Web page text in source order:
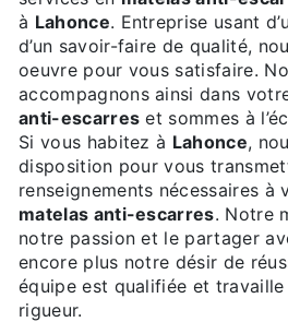
à Lahonce. Entreprise usant
d’un savoir-faire de qualité,
oeuvre pour vous satisfaire.
accompagnons ainsi dans
anti-escarres et sommes à
Si vous habitez à Lahonce,
disposition pour vous
renseignements nécessaires à
matelas anti-escarres. Notre
notre passion et le partager
encore plus notre désir de
équipe est qualifiée et
rigueur.